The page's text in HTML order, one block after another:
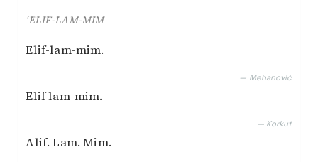
‘ELIF-LAM-MIM
Elif-lam-mim.
— Mehanović
Elif lam-mim.
— Korkut
Alif. Lam. Mim.